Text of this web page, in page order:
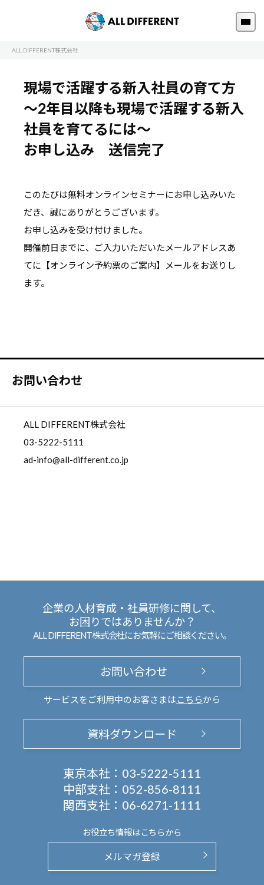
ALL DIFFERENT株式会社
現場で活躍する新入社員の育て方
～2年目以降も現場で活躍する新入
社員を育てるには～
お申し込み 送信完了
このたびは無料オンラインセミナーにお申し込みいた
だき、誠にありがとうございます。
お申し込みを受け付けました。
開催前日までに、ご入力いただいたメールアドレスあ
てに【オンライン予約票のご案内】メールをお送りし
ます。
お問い合わせ
ALL DIFFERENT株式会社
03-5222-5111
ad-info@all-different.co.jp
企業の人材育成・社員研修に関して、
お困りではありませんか？
ALL DIFFERENT株式会社にお気軽にご相談ください。
お問い合わせ
サービスをご利用中のお客さまは こちらから
資料ダウンロード
東京本社： 03-5222-5111
中部支社： 052-856-8111
関西支社： 06-6271-1111
お役立ち情報はこちらから
メルマガ登録